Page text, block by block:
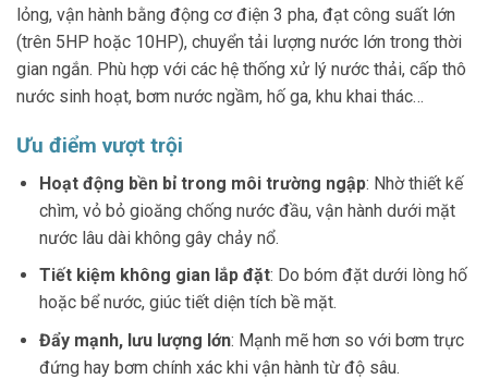
lỏng, vận hành bằng động cơ điện 3 pha, đạt công suất lớn
(trên 5HP hoặc 10HP), chuyển tải lượng nước lớn trong thời
gian ngắn. Phù hợp với các hệ thống xử lý nước thải, cấp thô
nước sinh hoạt, bơm nước ngầm, hố ga, khu khai thác…
Ưu điểm vượt trội
Hoạt động bền bỉ trong môi trường ngập: Nhờ thiết kế
chìm, vỏ bỏ gioăng chống nước đầu, vận hành dưới mặt
nước lâu dài không gây chảy nổ.
Tiết kiệm không gian lắp đặt: Do bóm đặt dưới lòng hố
hoặc bể nước, giúc tiết diện tích bề mặt.
Đẩy mạnh, lưu lượng lớn: Mạnh mẽ hơn so với bơm trực
đứng hay bơm chính xác khi vận hành từ độ sâu.